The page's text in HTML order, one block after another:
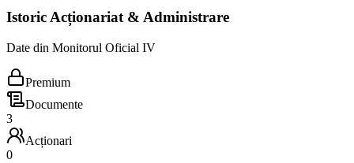
Istoric Acționariat & Administrare
Date din Monitorul Oficial IV
Premium
Documente
3
Acționari
0